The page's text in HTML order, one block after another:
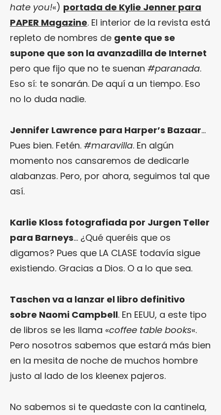
hate you!«) portada de Kylie Jenner para
PAPER Magazine. El interior de la revista está
repleto de nombres de gente que se
supone que son la avanzadilla de Internet
pero que fijo que no te suenan #paranada.
Eso sí: te sonarán. De aquí a un tiempo. Eso
no lo duda nadie.
Jennifer Lawrence para Harper’s Bazaar…
Pues bien. Fetén. #maravilla. En algún
momento nos cansaremos de dedicarle
alabanzas. Pero, por ahora, seguimos tal que
así.
Karlie Kloss fotografiada por Jurgen Teller
para Barneys… ¿Qué queréis que os
digamos? Pues que LA CLASE todavía sigue
existiendo. Gracias a Dios. O a lo que sea.
Taschen va a lanzar el libro definitivo
sobre Naomi Campbell. En EEUU, a este tipo
de libros se les llama «coffee table books«.
Pero nosotros sabemos que estará más bien
en la mesita de noche de muchos hombre
justo al lado de los kleenex pajeros.
No sabemos si te quedaste con la cantinela,